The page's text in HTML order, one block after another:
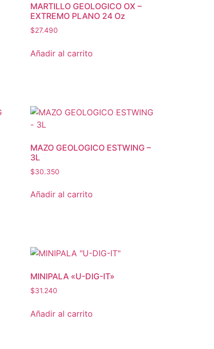
MARTILLO GEOLOGICO OX –
EXTREMO PLANO 24 Oz
$27.490
Añadir al carrito
MAZO GEOLOGICO ESTWING –
3L
$30.350
Añadir al carrito
MINIPALA «U-DIG-IT»
$31.240
Añadir al carrito